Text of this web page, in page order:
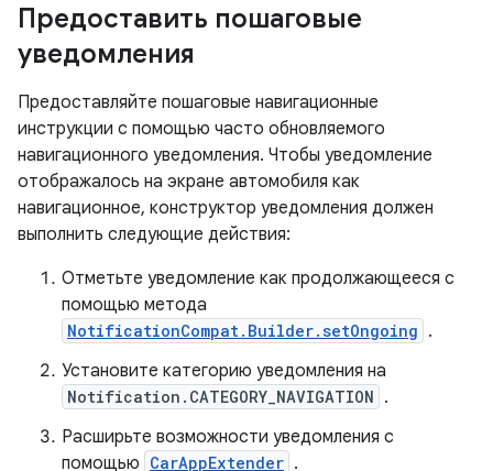
Предоставить пошаговые
уведомления
Предоставляйте пошаговые навигационные
инструкции с помощью часто обновляемого
навигационного уведомления. Чтобы уведомление
отображалось на экране автомобиля как
навигационное, конструктор уведомления должен
выполнить следующие действия:
Отметьте уведомление как продолжающееся с
помощью метода
NotificationCompat.Builder.setOngoing .
Установите категорию уведомления на
Notification.CATEGORY_NAVIGATION .
Расширьте возможности уведомления с
помощью CarAppExtender .